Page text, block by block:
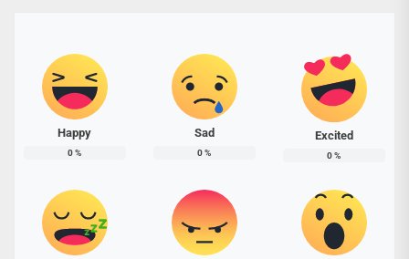
Happy
0%
Sad
0%
Excited
0%